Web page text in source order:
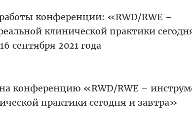
конференции: «RWD/RWE –
клинической практики
сентября 2021 года
конференцию «RWD/RWE –
практики сегодня и завтра»